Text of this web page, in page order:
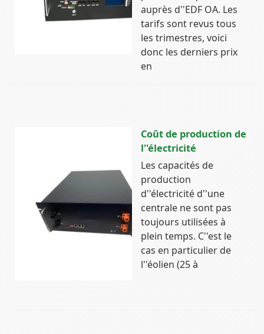
auprès d''EDF OA. Les
tarifs sont revus tous
les trimestres, voici
donc les derniers prix
en
Coût de production de
l''électricité
Les capacités de
production
d''électricité d''une
centrale ne sont pas
toujours utilisées à
plein temps. C''est le
cas en particulier de
l''éolien (25 à